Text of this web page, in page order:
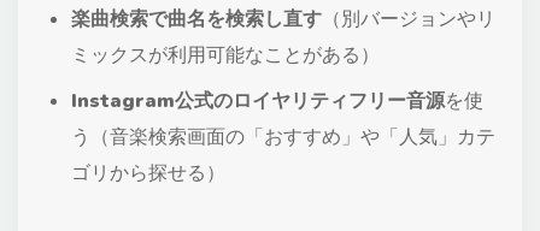
楽曲検索で曲名を検索し直す （別バージョンやリ
ミックスが利用可能なことがある）
Instagram公式のロイヤリティフリー音源を使
う（音楽検索画面の「おすすめ」や「人気」カテ
ゴリから探せる）